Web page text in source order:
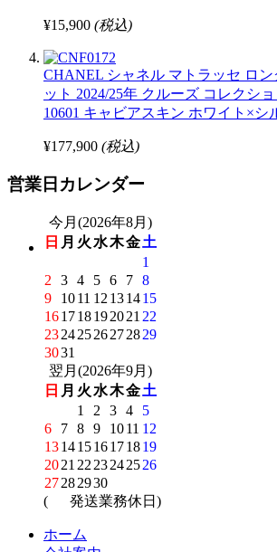
¥15,900 (税込)
CHANEL シャネル マトラッセ ロ
ット 2024/25年 クルーズ コレクシ
10601 キャビアスキン ホワイト×シ
¥177,900 (税込)
営業日カレンダー
今月(2026年8月)
日 月 火 水木金土
1
2
3 4 5 6 7 8
9
1011 12 131415
161718192021 22
23242526272829
3031
翌月(2026年9月)
日 月 火 水木金土
1
2 3 4
5
6
7 8 9 1011 12
13141516171819
2021 22 23242526
27282930
(
発送業務休日)
ホーム